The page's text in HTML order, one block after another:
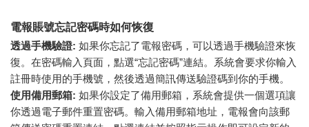
電報賬號忘記密碼時如何恢復
透過手機驗證: 如果你忘記了電報密碼，可以透過手機驗證來恢
復。在密碼輸入頁面，點選“忘記密碼”連結。系統會要求你輸入
註冊時使用的手機號，然後透過簡訊傳送驗證碼到你的手機。
使用備用郵箱: 如果你設定了備用郵箱，系統會提供一個選項讓
你透過電子郵件重置密碼。輸入備用郵箱地址，電報會向該郵